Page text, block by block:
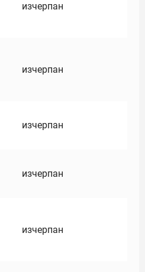
изчерпан
изчерпан
изчерпан
изчерпан
изчерпан